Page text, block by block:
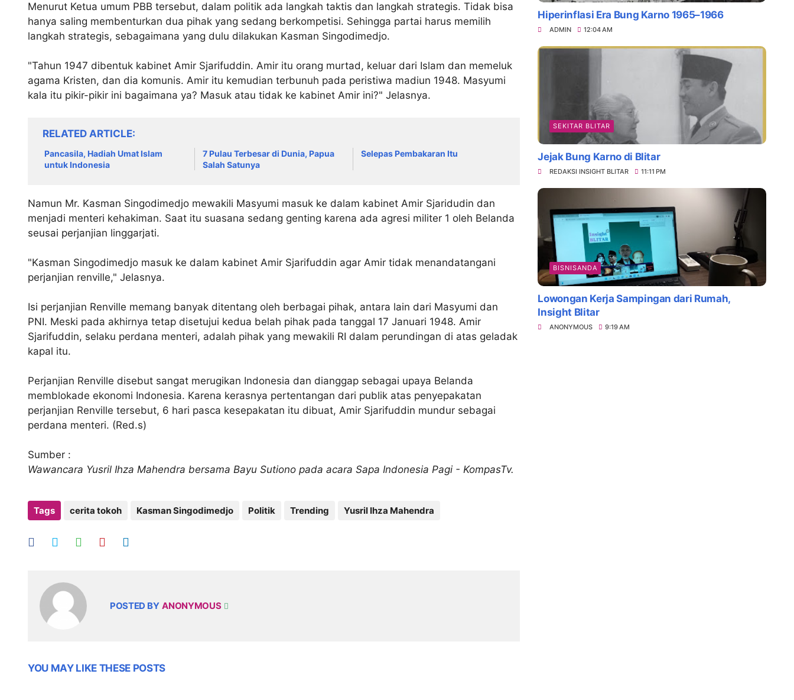
Menurut Ketua umum PBB tersebut, dalam politik ada langkah taktis dan langkah strategis. Tidak bisa
hanya saling membenturkan dua pihak yang sedang berkompetisi. Sehingga partai harus memilih
langkah strategis, sebagaimana yang dulu dilakukan Kasman Singodimedjo.
"Tahun 1947 dibentuk kabinet Amir Sjarifuddin. Amir itu orang murtad, keluar dari Islam dan memeluk
agama Kristen, dan dia komunis. Amir itu kemudian terbunuh pada peristiwa madiun 1948. Masyumi
kala itu pikir-pikir ini bagaimana ya? Masuk atau tidak ke kabinet Amir ini?" Jelasnya.
RELATED ARTICLE
Pancasila, Hadiah Umat Islam
untuk Indonesia
7 Pulau Terbesar di Dunia, Papua
Salah Satunya
Selepas Pembakaran Itu
Namun Mr. Kasman Singodimedjo mewakili Masyumi masuk ke dalam kabinet Amir Sjaridudin dan
menjadi menteri kehakiman. Saat itu suasana sedang genting karena ada agresi militer 1 oleh Belanda
seusai perjanjian linggarjati.
"Kasman Singodimedjo masuk ke dalam kabinet Amir Sjarifuddin agar Amir tidak menandatangani
perjanjian renville," Jelasnya.
Isi perjanjian Renville memang banyak ditentang oleh berbagai pihak, antara lain dari Masyumi dan
PNI. Meski pada akhirnya tetap disetujui kedua belah pihak pada tanggal 17 Januari 1948. Amir
Sjarifuddin, selaku perdana menteri, adalah pihak yang mewakili RI dalam perundingan di atas geladak
kapal itu.
Perjanjian Renville disebut sangat merugikan Indonesia dan dianggap sebagai upaya Belanda
memblokade ekonomi Indonesia. Karena kerasnya pertentangan dari publik atas penyepakatan
perjanjian Renville tersebut, 6 hari pasca kesepakatan itu dibuat, Amir Sjarifuddin mundur sebagai
perdana menteri. (Red.s)
Sumber :
Wawancara Yusril Ihza Mahendra bersama Bayu Sutiono pada acara Sapa Indonesia Pagi - KompasTv.
Tags cerita tokoh Kasman Singodimedjo Politik Trending Yusril Ihza Mahendra
POSTED BY ANONYMOUS
YOU MAY LIKE THESE POSTS
Hiperinflasi Era Bung Karno 1965–1966
ADMIN 12:04 AM
SEKITAR BLITAR
Jejak Bung Karno di Blitar
REDAKSI INSIGHT BLITAR 11:11 PM
BISNISANDA
Lowongan Kerja Sampingan dari Rumah,
Insight Blitar
ANONYMOUS 9:19 AM